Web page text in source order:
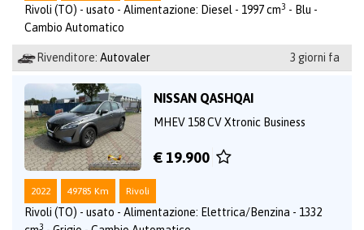
Rivoli (TO) - usato - Alimentazione: Diesel - 1997 cm3 - Blu -
Cambio Automatico
Rivenditore: Autovaler 3 giorni fa
NISSAN QASHQAI
MHEV 158 CV Xtronic Business
€ 19.900
2022 49785 Km Rivoli
Rivoli (TO) - usato - Alimentazione: Elettrica/Benzina - 1332
3